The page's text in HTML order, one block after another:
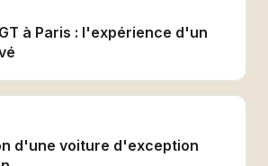
à Paris : l'expérience d'un
d'une voiture d'exception